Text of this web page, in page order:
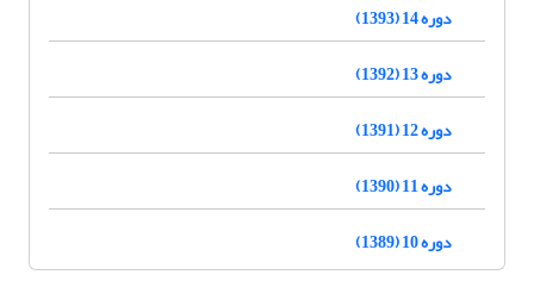
دوره 14 (1393)
دوره 13 (1392)
دوره 12 (1391)
دوره 11 (1390)
دوره 10 (1389)